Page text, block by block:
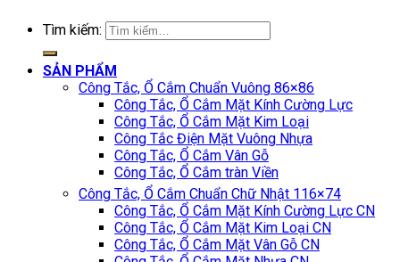
Tìm kiếm:
SẢN PHẨM
Công Tắc, Ổ Cắm Chuẩn Vuông 86×86
Công Tắc, Ổ Cắm Mặt Kính Cường Lực
Công Tắc, Ổ Cắm Mặt Kim Loại
Công Tắc Điện Mặt Vuông Nhựa
Công Tắc, Ổ Cắm Vân Gỗ
Công Tắc, Ổ Cắm tràn Viền
Công Tắc, Ổ Cắm Chuẩn Chữ Nhật 116×74
Công Tắc, Ổ Cắm Mặt Kính Cường Lực CN
Công Tắc, Ổ Cắm Mặt Kim Loại CN
Công Tắc, Ổ Cắm Mặt Vân Gỗ CN